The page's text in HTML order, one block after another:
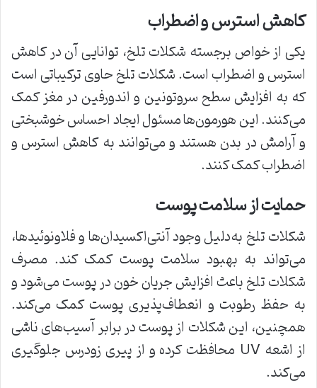
کاهش استرس و اضطراب
یکی از خواص برجسته شکلات تلخ، توانایی آن در کاهش
استرس و اضطراب است. شکلات تلخ حاوی ترکیباتی است
که به افزایش سطح سروتونین و اندورفین در مغز کمک
می‌کنند. این هورمون‌ها مسئول ایجاد احساس خوشبختی
و آرامش در بدن هستند و می‌توانند به کاهش استرس و
اضطراب کمک کنند.
حمایت از سلامت پوست
شکلات تلخ به‌دلیل وجود آنتی‌اکسیدان‌ها و فلاونوئیدها،
می‌تواند به بهبود سلامت پوست کمک کند. مصرف
شکلات تلخ باعث افزایش جریان خون در پوست می‌شود و
به حفظ رطوبت و انعطاف‌پذیری پوست کمک می‌کند.
همچنین، این شکلات از پوست در برابر آسیب‌های ناشی
از اشعه UV محافظت کرده و از پیری زودرس جلوگیری
می‌کند.